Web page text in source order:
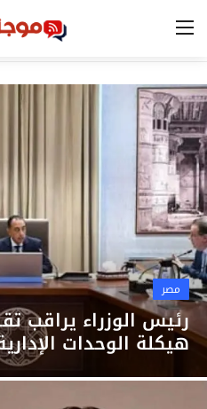
الرئيسية
مصر
الخليج
العالم
الرياضة
اقتصاد
تكنولوجيا
التعليم
مصر
رئيس الوزراء يراقب
هيكلة الوحدات